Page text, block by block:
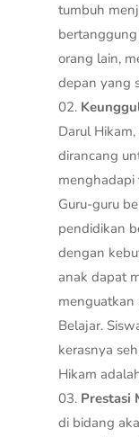
tumbuh
orang lain,
depan yang
Darul
dirancang
menghadapi
Guru-guru
pendidikan
dengan
anak dapat
menguatkan
Belajar.
kerasnya
Hikam
Prestasi
di bidang